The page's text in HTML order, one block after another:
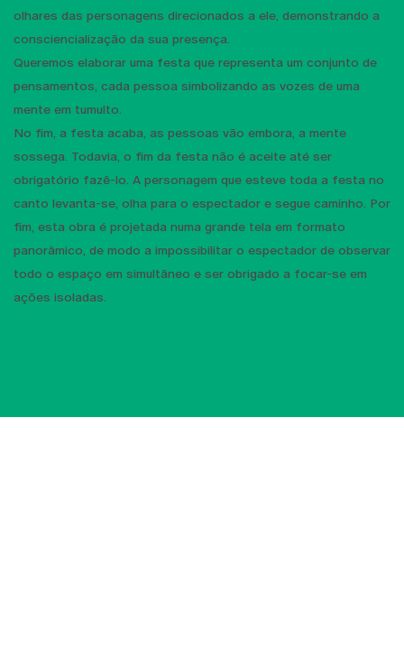
olhares das personagens direcionados a ele, demonstrando a
consciencialização da sua presença.
Queremos elaborar uma festa que representa um conjunto de
pensamentos, cada pessoa simbolizando as vozes de uma
mente em tumulto.
No fim, a festa acaba, as pessoas vão embora, a mente
sossega. Todavia, o fim da festa não é aceite até ser
obrigatório fazê-lo. A personagem que esteve toda a festa no
canto levanta-se, olha para o espectador e segue caminho. Por
fim, esta obra é projetada numa grande tela em formato
panorâmico, de modo a impossibilitar o espectador de observar
todo o espaço em simultâneo e ser obrigado a focar-se em
ações isoladas.